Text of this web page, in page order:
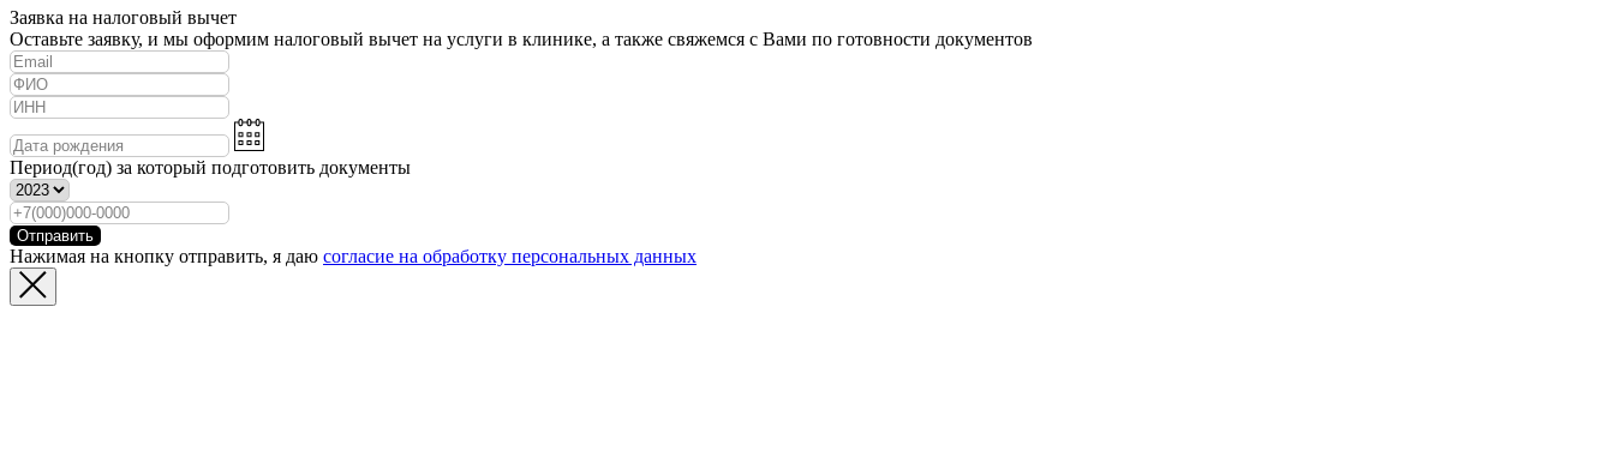
Заявка на налоговый вычет
Оставьте заявку, и мы оформим налоговый вычет на услуги в клинике, а также свяжемся с Вами по готовности документов
Период(год) за который подготовить документы
Отправить
Нажимая на кнопку отправить, я даю согласие на обработку персональных данных